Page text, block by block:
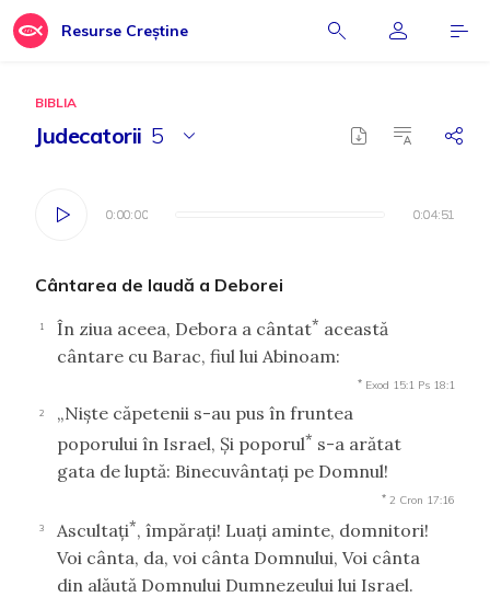
Resurse Creștine
BIBLIA
Judecatorii 5
0:00:00 0:04:51
0:00:00 0:04:51
Cântarea de laudă a Deborei
1 În ziua aceea, Debora a cântat* această
cântare cu Barac, fiul lui Abinoam:
* Exod 15:1 Ps 18:1
2
„Nişte căpetenii s-au pus în fruntea
poporului în Israel, Şi poporul* s-a arătat
gata de luptă: Binecuvântaţi pe Domnul!
* 2 Cron 17:16
3 Ascultaţi*, împăraţi! Luaţi aminte, domnitori!
Voi cânta, da, voi cânta Domnului, Voi cânta
din alăută Domnului Dumnezeului lui Israel.